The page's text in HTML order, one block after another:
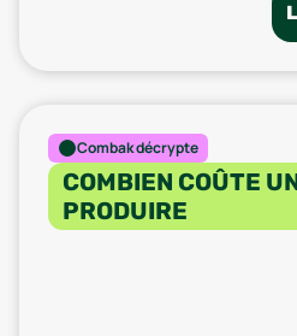
Combak décrypte
COMBIEN COÛTE
PRODUIRE